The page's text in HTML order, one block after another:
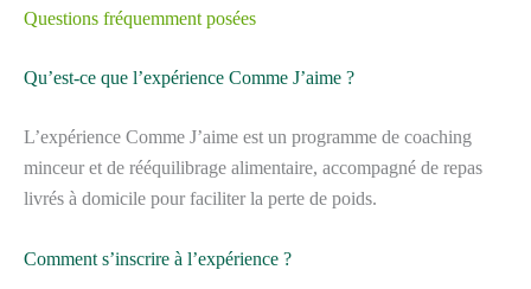
Questions fréquemment posées
Qu’est-ce que l’expérience Comme J’aime ?
L’expérience Comme J’aime est un programme de coaching
minceur et de rééquilibrage alimentaire, accompagné de repas
livrés à domicile pour faciliter la perte de poids.
Comment s’inscrire à l’expérience ?